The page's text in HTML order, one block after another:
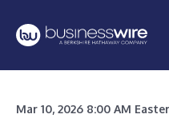
Mar 10, 2026 8:00 AM